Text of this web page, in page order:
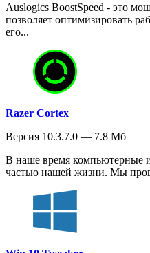
Auslogics BoostSpeed - это
позволяет оптимизировать
его...
Razer Cortex
Версия 10.3.7.0 — 7.8 Мб
В наше время компьютерные
частью нашей жизни. Мы